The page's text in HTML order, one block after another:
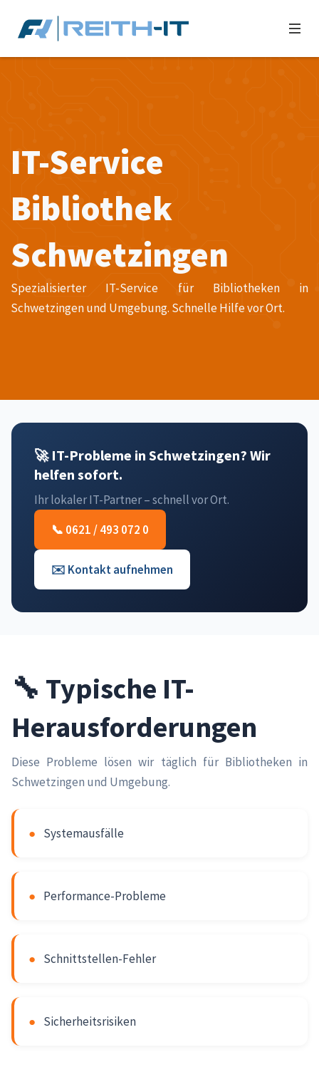
IT-Service
Bibliothek
Schwetzingen
Spezialisierter IT-Service für Bibliotheken in
Schwetzingen und Umgebung. Schnelle Hilfe vor Ort.
🚀 IT-Probleme in Schwetzingen? Wir
helfen sofort.
Ihr lokaler IT-Partner – schnell vor Ort.
📞 0621 / 493 072 0
✉️ Kontakt aufnehmen
🔧 Typische IT-
Herausforderungen
Diese Probleme lösen wir täglich für Bibliotheken in
Schwetzingen und Umgebung.
● Systemausfälle
● Performance-Probleme
● Schnittstellen-Fehler
● Sicherheitsrisiken